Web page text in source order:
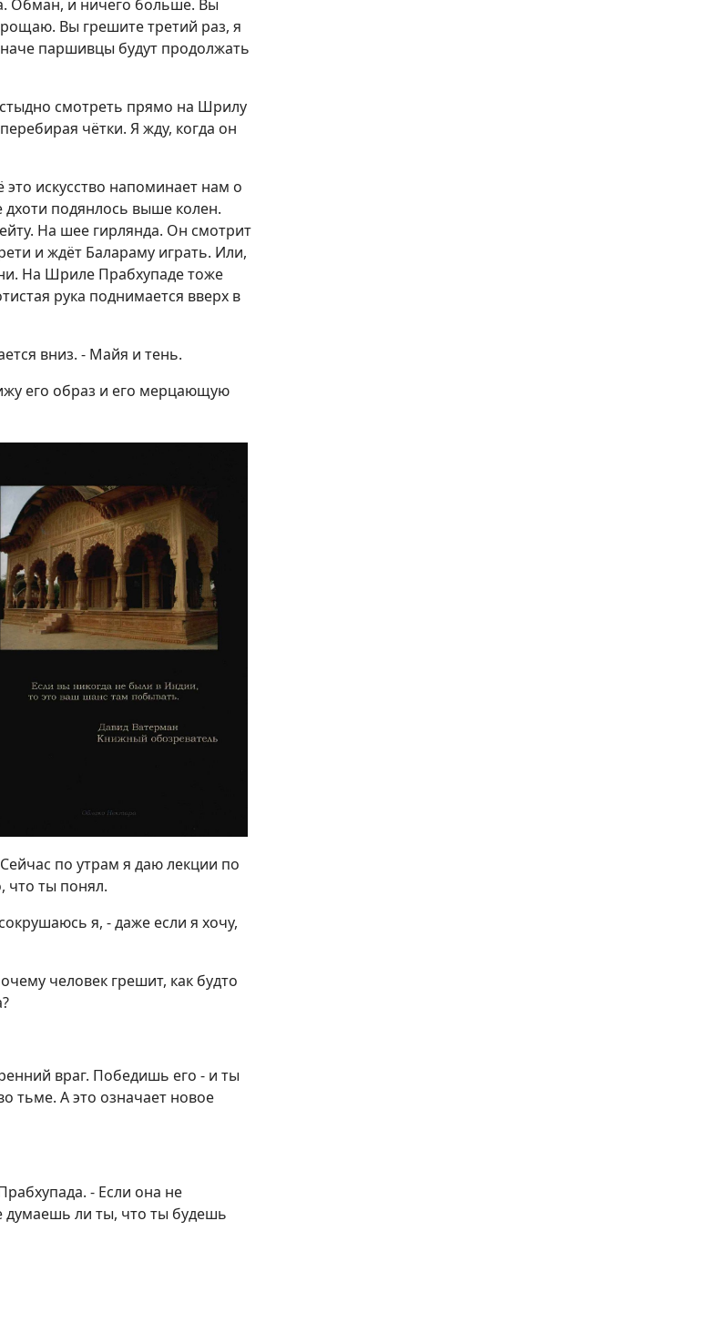
Обман, и ничего больше. Вы
Вы грешите третий раз, я
паршивцы будут продолжать
смотреть прямо на Шрилу
чётки. Я жду, когда он
искусство напоминает нам о
дхоти подянлось выше колен.
На шее гирлянда. Он смотрит
и ждёт Балараму играть. Или,
На Шриле Прабхупаде тоже
рука поднимается вверх в
вниз. - Майя и тень.
его образ и его мерцающую
по утрам я даю лекции по
что ты понял.
я, - даже если я хочу,
человек грешит, как будто
враг. Победишь его - и ты
тьме. А это означает новое
- Если она не
думаешь ли ты, что ты будешь